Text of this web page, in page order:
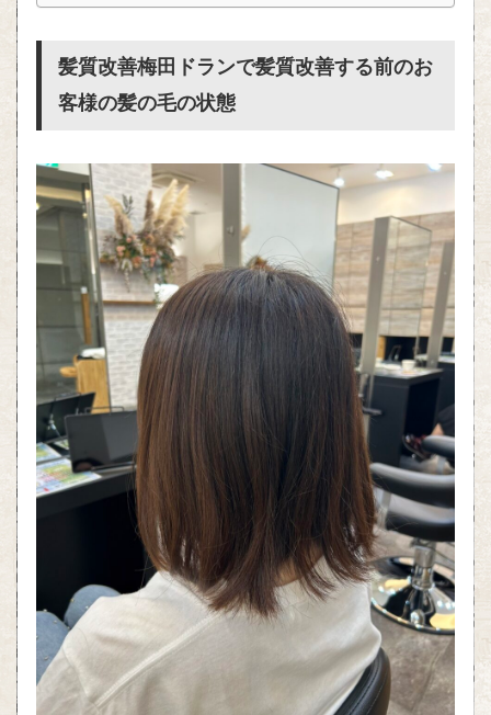
髪質改善梅田ドランで髪質改善する前のお
客様の髪の毛の状態